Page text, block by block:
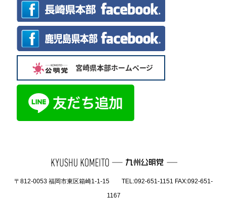
〒812-0053 福岡市東区箱崎1-1-15 TEL:092-651-1151 FAX:092-651-
1167